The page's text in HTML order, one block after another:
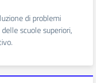
di problemi
scuole superiori,